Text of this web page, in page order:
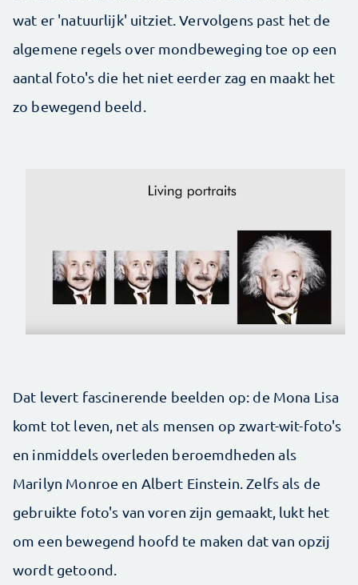
wat er 'natuurlijk' uitziet. Vervolgens past het de
algemene regels over mondbeweging toe op een
aantal foto's die het niet eerder zag en maakt het
zo bewegend beeld.
Dat levert fascinerende beelden op: de Mona Lisa
komt tot leven, net als mensen op zwart-wit-foto's
en inmiddels overleden beroemdheden als
Marilyn Monroe en Albert Einstein. Zelfs als de
gebruikte foto's van voren zijn gemaakt, lukt het
om een bewegend hoofd te maken dat van opzij
wordt getoond.